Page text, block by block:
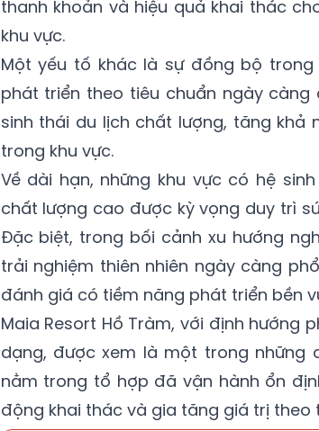
thanh khoản và hiệu quả khai thác
khu vực.
Một yếu tố khác là sự đồng bộ
phát triển theo tiêu chuẩn ngày càng
sinh thái du lịch chất lượng, tăng
trong khu vực.
Về dài hạn, những khu vực có hệ
chất lượng cao được kỳ vọng duy trì
Đặc biệt, trong bối cảnh xu hướng
trải nghiệm thiên nhiên ngày càng
đánh giá có tiềm năng phát triển bền
Maia Resort Hồ Tràm, với định hướng
dạng, được xem là một trong những
nằm trong tổ hợp đã vận hành ổn
động khai thác và gia tăng giá trị theo